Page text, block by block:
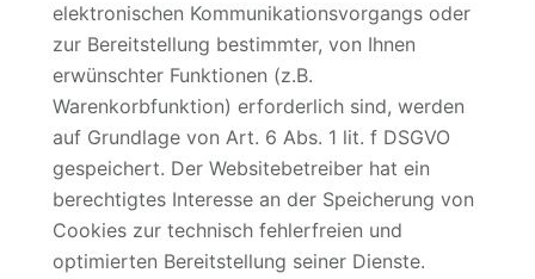
elektronischen Kommunikationsvorgangs oder
zur Bereitstellung bestimmter, von Ihnen
erwünschter Funktionen (z.B.
Warenkorbfunktion) erforderlich sind, werden
auf Grundlage von Art. 6 Abs. 1 lit. f DSGVO
gespeichert. Der Websitebetreiber hat ein
berechtigtes Interesse an der Speicherung von
Cookies zur technisch fehlerfreien und
optimierten Bereitstellung seiner Dienste.